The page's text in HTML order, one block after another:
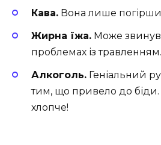
Кава. Вона лише
Жирна їжа. Може
проблемах із травленням.
Алкоголь. Геніальний
тим, що привело до біди.
хлопче!